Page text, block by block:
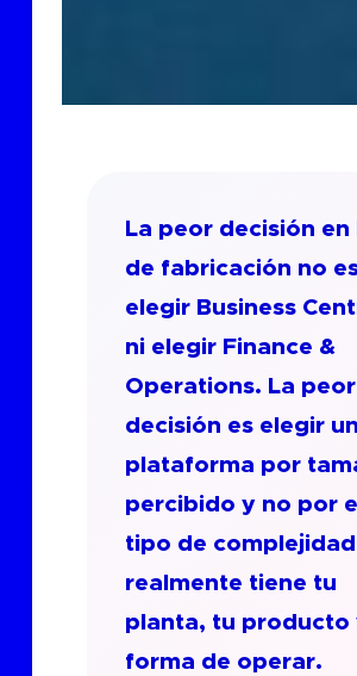
La peor decisión en
de fabricación no
elegir Business
ni elegir Finance &
Operations. La peor
decisión es elegir
plataforma por
percibido y no por el
tipo de
realmente tiene tu
planta, tu producto
forma de operar.